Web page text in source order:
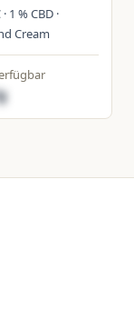
1 % CBD ·
Cream